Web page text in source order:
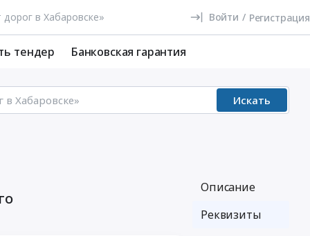
Войти / Регистрация
тендер Банковская гарантия
Искать
Описание
Реквизиты